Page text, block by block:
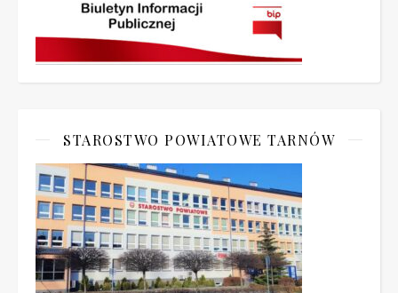
STAROSTWO POWIATOWE TARNÓW